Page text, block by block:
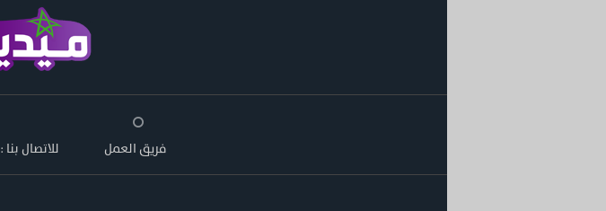
فريق العمل للاتصال بنا : 0662126353 او 0663065550